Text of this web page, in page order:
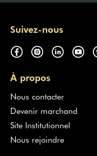
Suivez-nous
À propos
Nous contacter
Devenir marchand
Site Institutionnel
Nous rejoindre